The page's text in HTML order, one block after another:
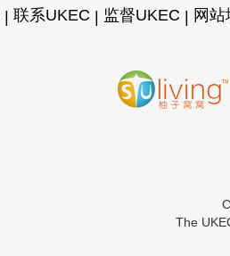
联系UKEC 监督UKEC 网站
The